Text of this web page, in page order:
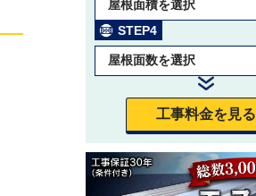
屋根面積を選択
STEP4
屋根面数を選択
工事料金を見る